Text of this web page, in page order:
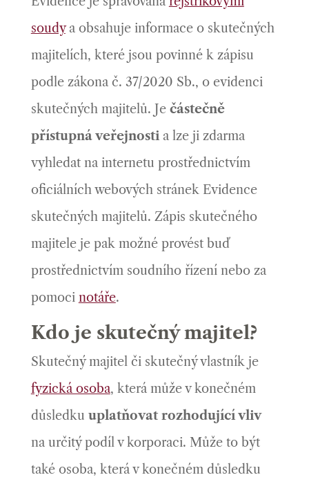
soudya obsahuje informace o skutečných
majitelích, které jsou povinné k zápisu
podle zákona č. 37/2020 Sb., o evidenci
skutečných majitelů. Je částečně
přístupná veřejnostia lze ji zdarma
vyhledat na internetu prostřednictvím
oficiálních webových stránek Evidence
skutečných majitelů. Zápis skutečného
majitele je pak možné provést buď
prostřednictvím soudního řízení nebo za
pomoci notáře.
Kdo je skutečný majitel?
Skutečný majitel či skutečný vlastník je
fyzická osoba, která může v konečném
důsledku uplatňovat rozhodující vliv
na určitý podíl v korporaci. Může to být
také osoba, která v konečném důsledku